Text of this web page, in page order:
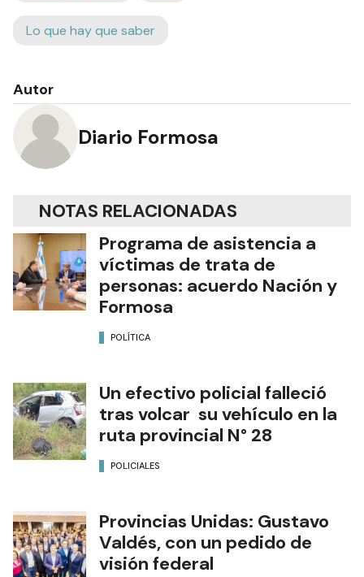
Lo que hay que saber
Autor
Diario Formosa
NOTAS RELACIONADAS
Programa de asistencia a
víctimas de trata de
personas: acuerdo Nación y
Formosa
POLÍTICA
Un efectivo policial falleció
tras volcar su vehículo en la
ruta provincial N° 28
POLICIALES
Provincias Unidas: Gustavo
Valdés, con un pedido de
visión federal